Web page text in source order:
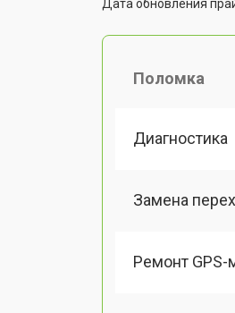
Дата обновления
Поломка
Диагностика
Замена
Ремонт GPS-